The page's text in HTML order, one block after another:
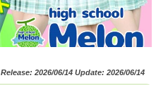
Release: 2026/06/14 Update: 2026/06/14